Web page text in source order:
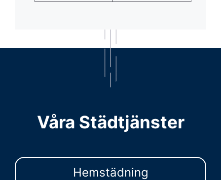
Våra Städtjänster
Hemstädning